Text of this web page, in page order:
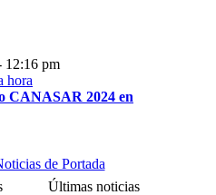
12:16 pm
CANASAR 2024 en
de Portada
Últimas noticias